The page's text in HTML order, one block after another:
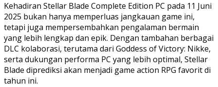
Kehadiran Stellar Blade Complete Edition PC pada 11 Juni
2025 bukan hanya memperluas jangkauan game ini,
tetapi juga mempersembahkan pengalaman bermain
yang lebih lengkap dan epik. Dengan tambahan berbagai
DLC kolaborasi, terutama dari Goddess of Victory: Nikke,
serta dukungan performa PC yang lebih optimal, Stellar
Blade diprediksi akan menjadi game action RPG favorit di
tahun ini.